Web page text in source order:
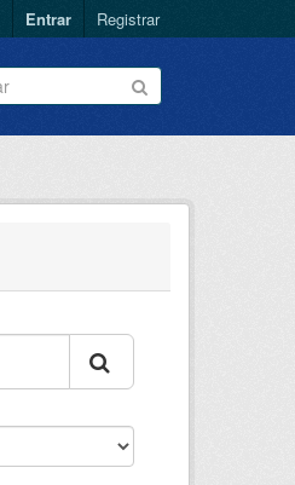
Entrar Registrar